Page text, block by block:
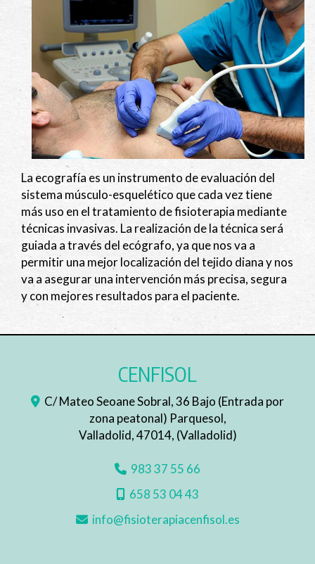
La ecografía es un instrumento de evaluación del
sistema músculo-esquelético que cada vez tiene
más uso en el tratamiento de fisioterapia mediante
técnicas invasivas. La realización de la técnica será
guiada a través del ecógrafo, ya que nos va a
permitir una mejor localización del tejido diana y nos
va a asegurar una intervención más precisa, segura
y con mejores resultados para el paciente.
CENFISOL
C/ Mateo Seoane Sobral, 36 Bajo (Entrada por
zona peatonal) Parquesol,
Valladolid,47014, (Valladolid)
983 37 55 66
658 53 04 43
info
fisioterapiacenfisol.es